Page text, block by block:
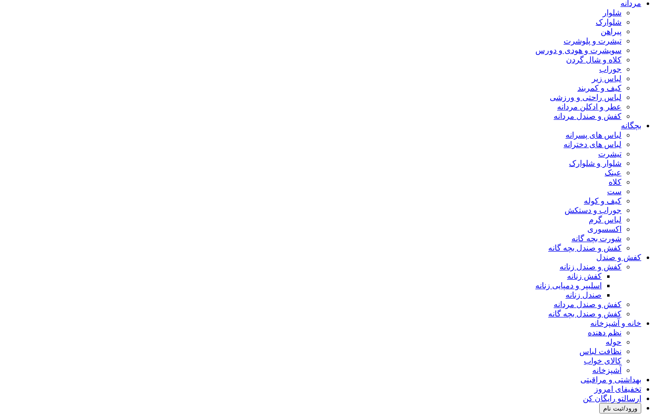
مردانه
شلوار
شلوارک
پیراهن
تیشرت و پلوشرت
سویشرت و هودی و دورس
کلاه و شال گردن
جوراب
لباس زیر
کیف و کمربند
لباس راحتی و ورزشی
عطر و ادکلن مردانه
کفش و صندل مردانه
بچگانه
لباس های پسرانه
لباس های دخترانه
تیشرت
شلوار و شلوارک
عینک
کلاه
ست
کیف و کوله
جوراب و دستکش
لباس گرم
اکسسوری
شورت بچه گانه
کفش و صندل بچه گانه
کفش و صندل
کفش و صندل زنانه
کفش زنانه
اسلیپر و دمپایی زنانه
صندل زنانه
کفش و صندل مردانه
کفش و صندل بچه گانه
خانه و آشپزخانه
نظم دهنده
حوله
نظافت لباس
کالای خواب
آشپزخانه
بهداشتی و مراقبتی
تخفیفای امروز
ارسالتو رایگان کن
ورود/ثبت نام